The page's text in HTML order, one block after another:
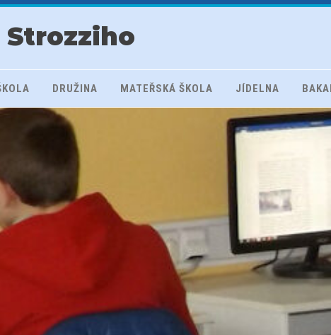
Strozziho
DRUŽINA MATEŘSKÁ ŠKOLA JÍDELNA